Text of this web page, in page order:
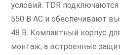
условий. TDR
550 В AC и обеспечивают
48 В. Компактный корпус
монтаж, а встроенные